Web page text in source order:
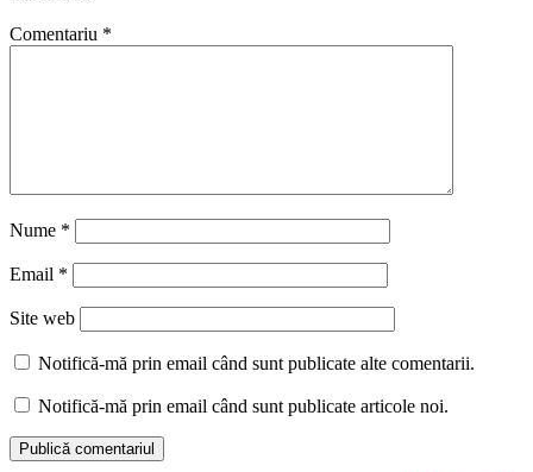
Comentariu *
Nume *
Email *
Site web
Notifică-mă prin email când sunt publicate alte comentarii.
Notifică-mă prin email când sunt publicate articole noi.